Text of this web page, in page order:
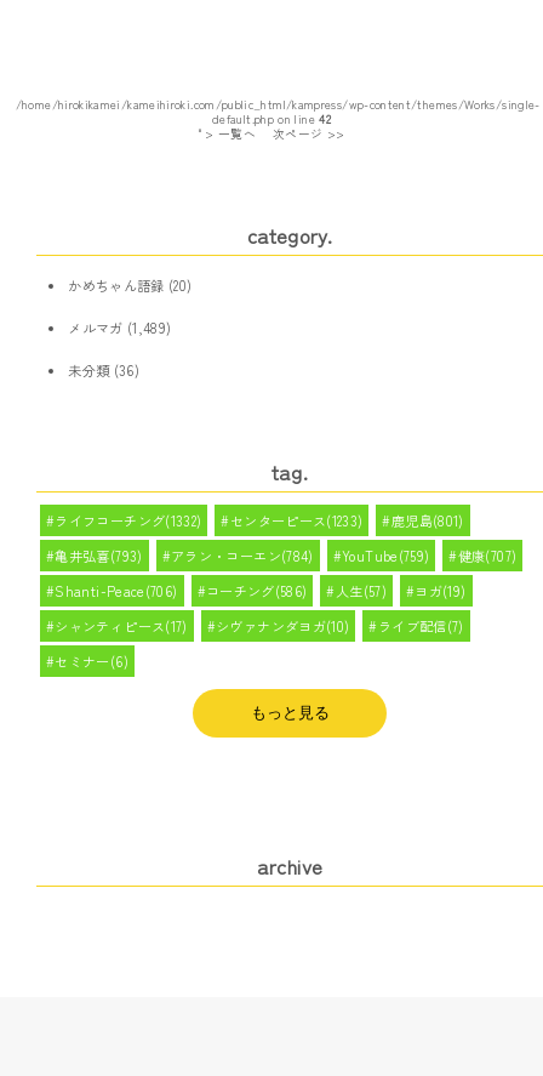
/home/hirokikamei/kameihiroki.com/public_html/kampress/wp-content/themes/Works/single-
default.php on line42
" > 一覧へ
次ページ >>
category.
かめちゃん語録 (20)
メルマガ (1,489)
未分類(36)
tag.
ライフコーチング(1332) センターピース(1233)
鹿児島(801)
亀井弘喜(793)
アラン・コーエン(784) YouTube(759)
健康(707)
Shanti-Peace(706)
コーチング(586) 人生(57)
ヨガ(19)
シャンティピース(17)
シヴァナンダヨガ(10)
ライブ配信(7)
セミナー(6)
もっと見る
archive